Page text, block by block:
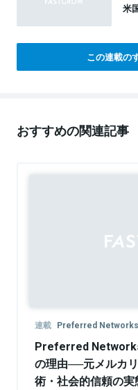
米
この連載の
おすすめの関連記事
連載 Preferred Networks
Preferred
の理由──元メルカ
術・社会的信頼の